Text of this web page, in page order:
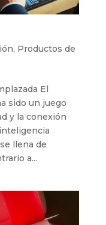
, Productos de
El
sido un juego
y la conexión
llena de
a...